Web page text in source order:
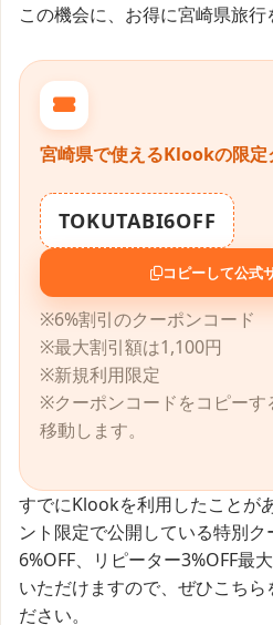
この機会に、お得に宮崎県旅行
宮崎県で使えるKlookの限定
TOKUTABI6OFF
コピーして公式
※6%割引のクーポンコード
※最大割引額は1,100円
※新規利用限定
※クーポンコードをコピーす
移動します。
すでにKlookを利用したことが
ント限定で公開している特別
6%OFF、リピーター3%OFF最
いただけますので、ぜひこちら
ださい。